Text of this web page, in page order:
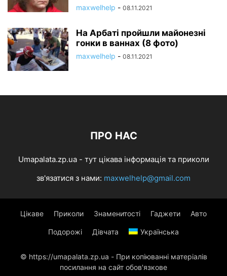
maxwelhelp - 08.11.2021
На Арбаті пройшли майонезні
гонки в ваннах (8 фото)
maxwelhelp - 08.11.2021
ПРО НАС
Umapalata.zp.ua - тут цікава інформація та приколи
зв'язатися з нами: maxwelhelp@gmail.com
Цікаве Приколи Знаменитості Гаджети Авто
Подорожі Дівчата Українська
© https://umapalata.zp.ua - При копіюванні матеріалів
посилання на сайт обов'язкове